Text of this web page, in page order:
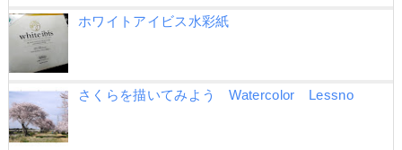
ホワイトアイビス水彩紙
さくらを描いてみよう Watercolor Lessno